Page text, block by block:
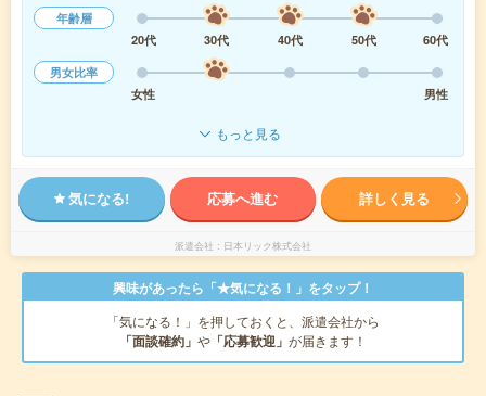
年齢層
20代
30代 40代 50代
60代
男女比率
女性
男性
もっと見る
気になる! 応募へ進む 詳しく見る
派遣会社 日本リック株式会社
興味があったら「★気になる！」をタップ！
「気になる！」を押しておくと、派遣会社から
「面談確約」 や 「応募歓迎」 が届きます！